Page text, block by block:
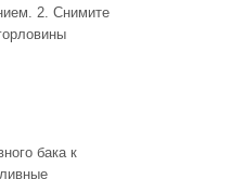
2. Снимите
бака к